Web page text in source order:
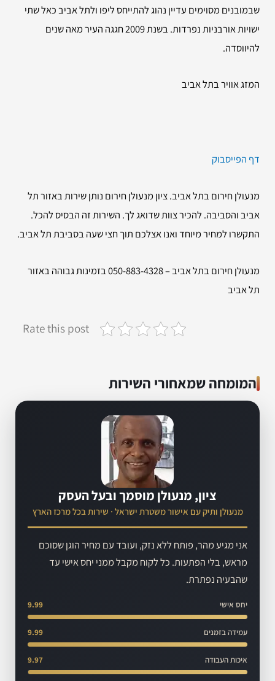
שבמובנים מסוימים עדיין נהוג להתייחס ליפו ולתל אביב כאל שתי
ישויות אורבניות נפרדות. בשנת 2009 חגגה העיר מאה שנים
להיווסדה.
המזג אוויר בתל אביב
דף הפייסבוק
מנעולן חירום בתל אביב. ציון מנעולן חירום נותן שירות באזור תל
אביב והסביבה. להכיר צוות שדואג לך. השירות זה הבסיס להכל.
התקשרו למחיר מיוחד ואנו אצלכם תוך חצי שעה בסביבת תל אביב.
מנעולן חירום בתל אביב – 050-883-4328 בזמינות גבוהה באזור
תל אביב
Rate this post
המומחה שמאחורי השירות
ציון, מנעולן מוסמך ובעל העסק
מנעולן ותיק עם אישור משטרת ישראל · שירות בכל מרכז הארץ
אני מגיע מהר, פותח ללא נזק, ועובד עם מחיר הוגן שסוכם
מראש, בלי הפתעות. כל לקוח מקבל ממני יחס אישי עד
שהבעיה נפתרת.
יחס אישי 9.99
עמידה בזמנים 9.99
איכות העבודה 9.97